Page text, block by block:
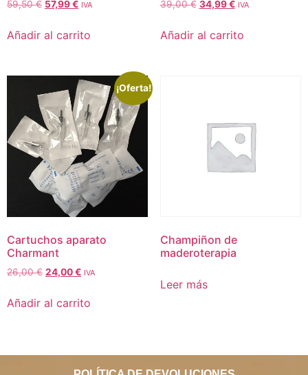
59,50€ 57,99€ IVA
Añadir al carrito
39,00€ 34,99€ IVA
Añadir al carrito
¡Oferta!
Cartuchos aparato
Charmant
26,00€ 24,00€ IVA
Añadir al carrito
Champiñon de
maderoterapia
Leer más